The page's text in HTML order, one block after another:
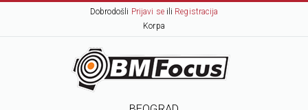
Dobrodošli Prijavi seili Registracija
Korpa